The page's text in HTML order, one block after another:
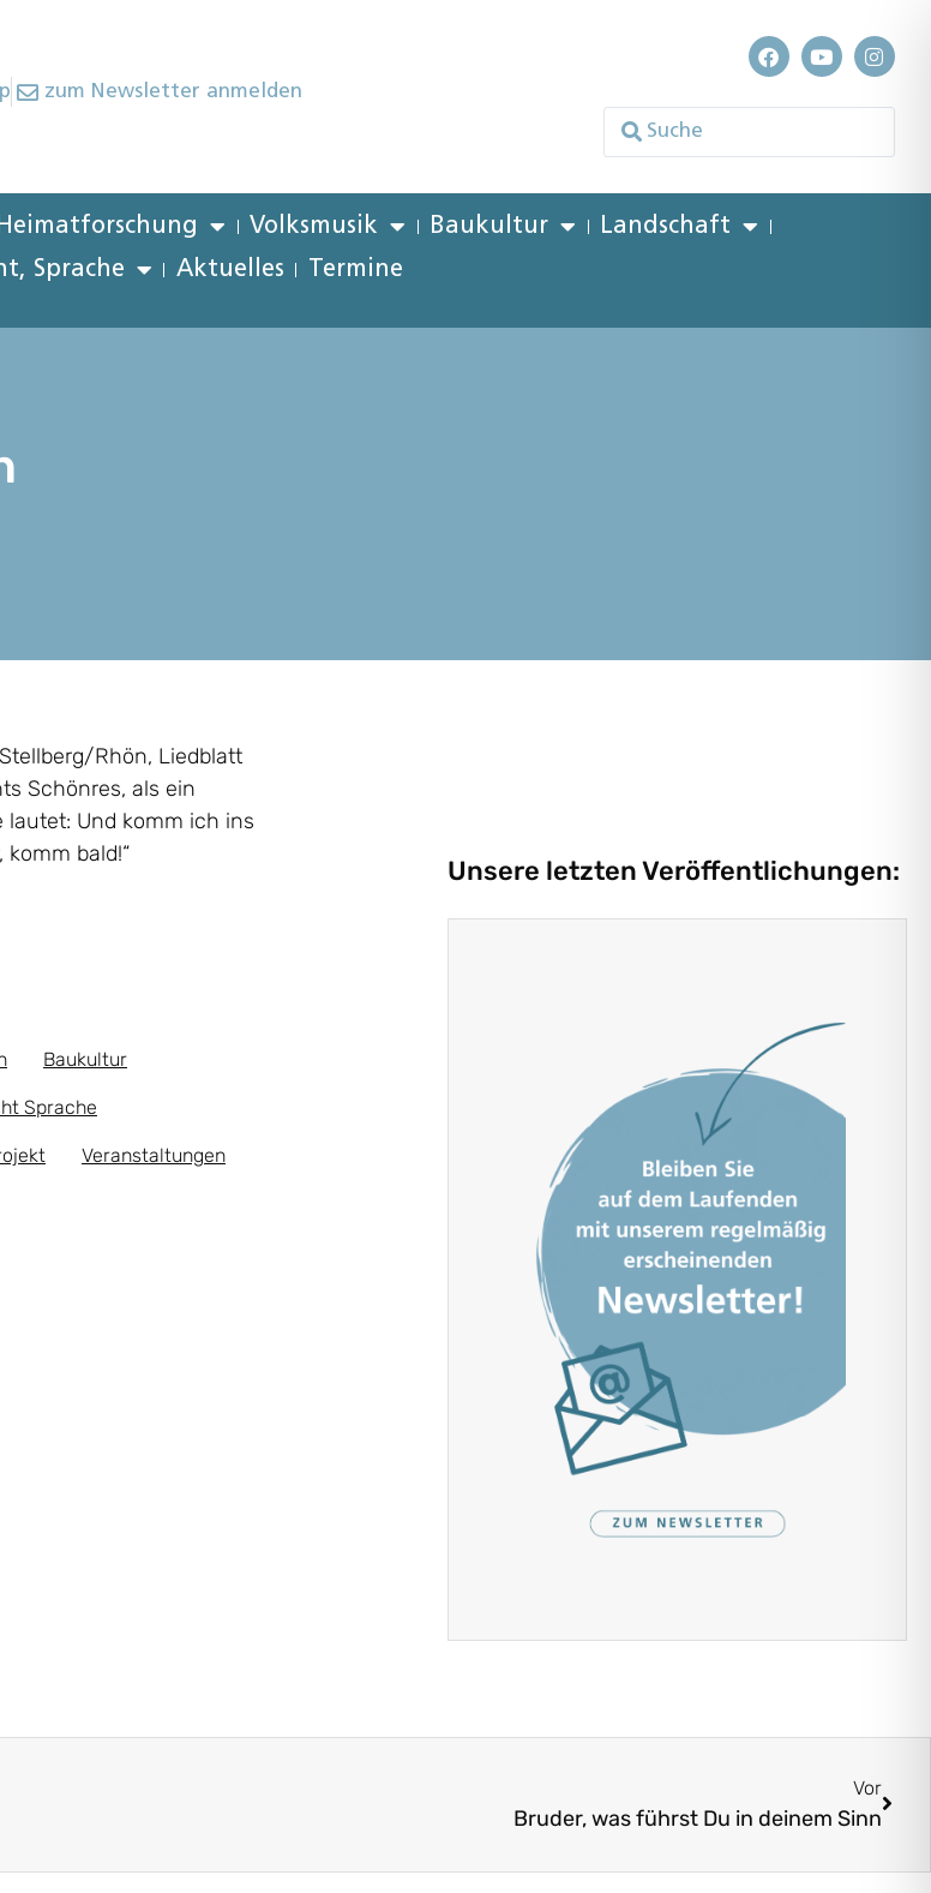
zum Newsletter anmelden
Volksmusik Baukultur
Landschaft
Sprache
Aktuelles Termine
Rhön, Liedblatt
Schönres, als ein
lautet: Und komm ich ins
bald!“
Baukultur
Sprache
Veranstaltungen
Unsere letzten Veröffentlichungen:
Vor
Bruder, was führst Du in deinem Sinn